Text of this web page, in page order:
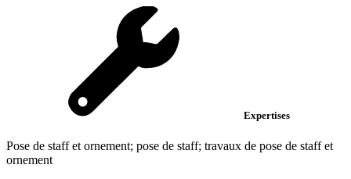
Expertises
Pose de staff et ornement; pose de staff; travaux de pose de staff et
ornement